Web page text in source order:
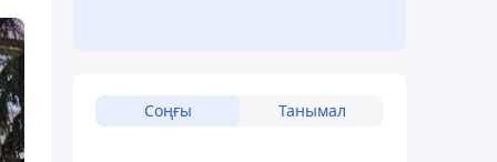
Соңғы Танымал